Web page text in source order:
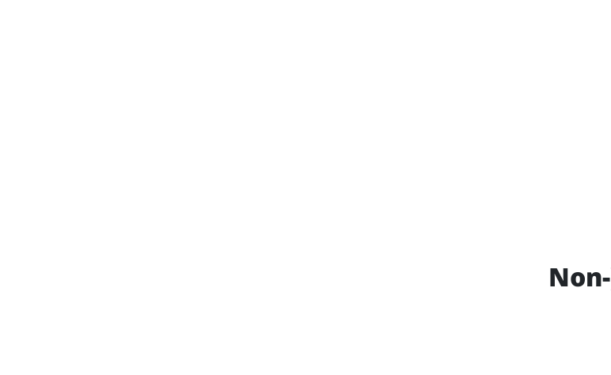
5. דרישות לא פונקציונליות (Non-